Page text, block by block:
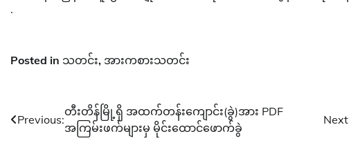
.
Posted in သတင်း, အားကစားသတင်း
Post
navigation
Previous:
တီးတိန်မြို့ရှိ အထက်တန်းကျောင်း(ခွဲ)အား PDF
အကြမ်းဖက်များမှ မိုင်းထောင်ဖောက်ခွဲ